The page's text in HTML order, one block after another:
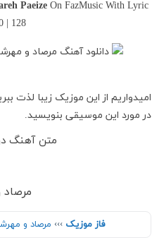
Paeize On FazMusic With Lyric
| 128
امیدواریم از این موزیک زیبا لذت
در مورد این موسیقی بنویسید.
متن آهنگ
مرصاد
فاز موزیک ››› مرصاد و